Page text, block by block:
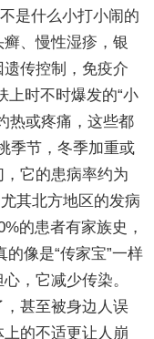
是什么小打小闹的
、慢性湿疹，银
传控制，免疫介
上时不时爆发的“小
热或疼痛，这些都
季节，冬季加重或
它的患病率约为
其北方地区的发病
的患者有家族史，
像是“传家宝”一样
，它减少传染。
甚至被身边人误
的不适更让人崩